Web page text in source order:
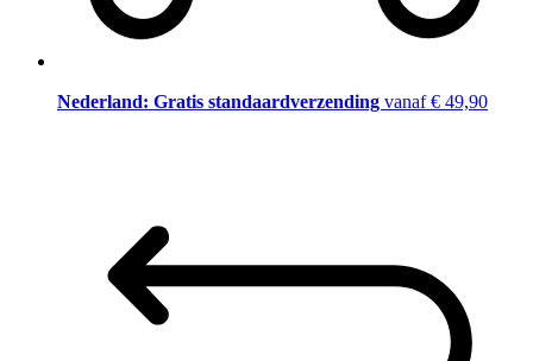
Nederland: Gratis standaardverzending vanaf € 49,90